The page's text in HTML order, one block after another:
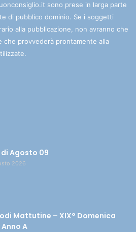
sono prese in larga parte
di pubblico dominio. Se i soggetti
alla pubblicazione, non avranno che
che provvederà prontamente alla
di Agosto 09
2026
Mattutine – XIX° Domenica
A